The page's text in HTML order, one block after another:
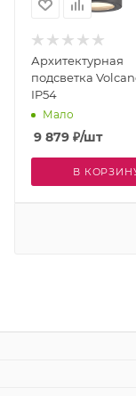
Архитектурная
подсветка
IP54
Мало
9 879 ₽/шт
В